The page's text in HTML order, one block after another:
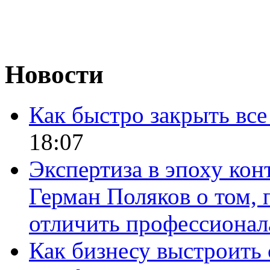
Новости
Как быстро закрыть
18:07
Экспертиза в эпоху
Герман Поляков о том,
отличить
Как бизнесу